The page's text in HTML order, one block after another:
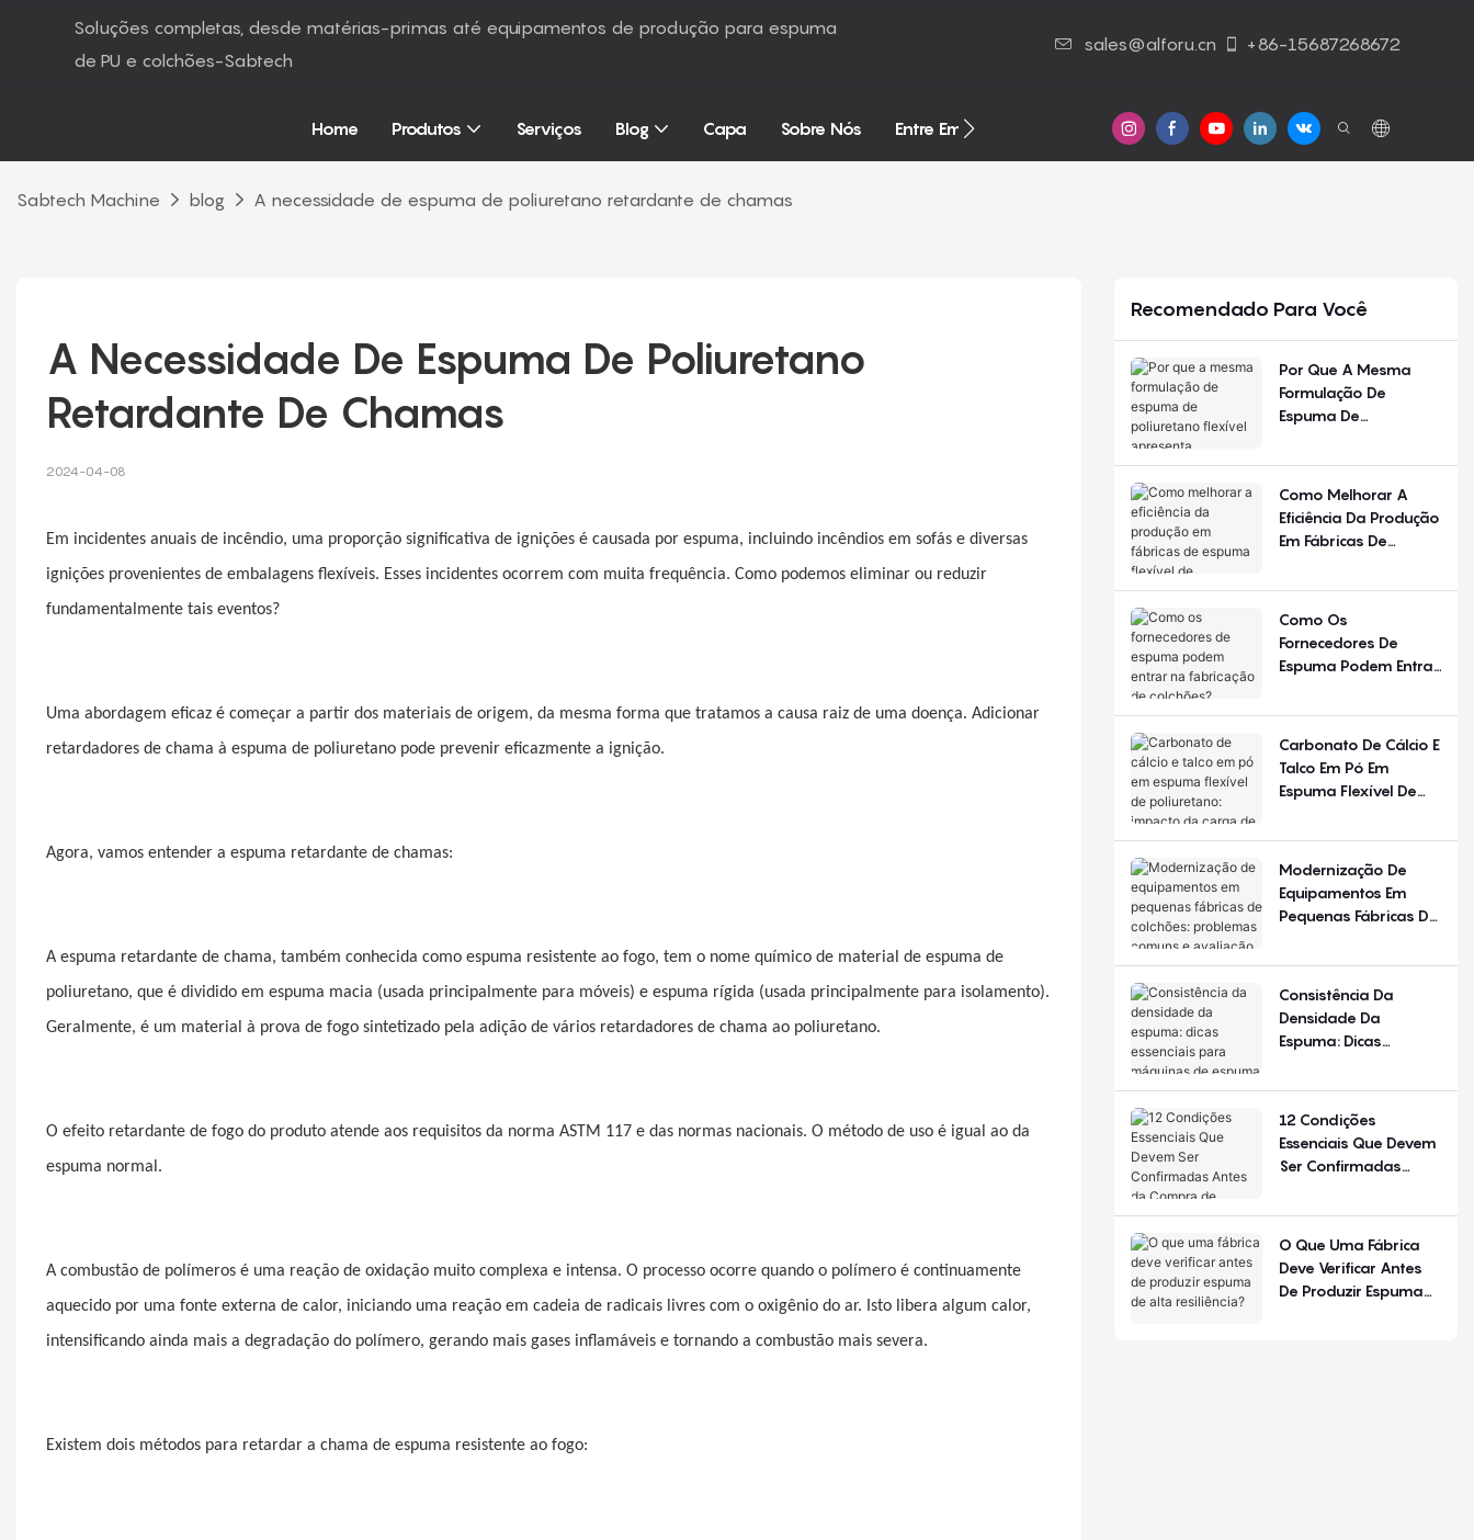
Soluções completas, desde matérias-primas até equipamentos de produção para espuma
de PU e colchões-Sabtech
sales@alforu.cn +86-15687268672
Home Produtos Serviços Blog Capa Sobre Nós Entre Em Contato Conosco
Sabtech Machine blog A necessidade de espuma de poliuretano retardante de chamas
A Necessidade De Espuma De Poliuretano
Retardante De Chamas
2024-04-08
Em incidentes anuais de incêndio, uma proporção significativa de ignições é causada por espuma, incluindo incêndios em sofás e diversas
ignições provenientes de embalagens flexíveis. Esses incidentes ocorrem com muita frequência. Como podemos eliminar ou reduzir
fundamentalmente tais eventos?
Uma abordagem eficaz é começar a partir dos materiais de origem, da mesma forma que tratamos a causa raiz de uma doença. Adicionar
retardadores de chama à espuma de poliuretano pode prevenir eficazmente a ignição.
Agora, vamos entender a espuma retardante de chamas:
A espuma retardante de chama, também conhecida como espuma resistente ao fogo, tem o nome químico de material de espuma de
poliuretano, que é dividido em espuma macia (usada principalmente para móveis) e espuma rígida (usada principalmente para isolamento).
Geralmente, é um material à prova de fogo sintetizado pela adição de vários retardadores de chama ao poliuretano.
O efeito retardante de fogo do produto atende aos requisitos da norma ASTM 117 e das normas nacionais. O método de uso é igual ao da
espuma normal.
A combustão de polímeros é uma reação de oxidação muito complexa e intensa. O processo ocorre quando o polímero é continuamente
aquecido por uma fonte externa de calor, iniciando uma reação em cadeia de radicais livres com o oxigênio do ar. Isto libera algum calor,
intensificando ainda mais a degradação do polímero, gerando mais gases inflamáveis ​​e tornando a combustão mais severa.
Existem dois métodos para retardar a chama de espuma resistente ao fogo:
Recomendado Para Você
Por Que A Mesma
Formulação De
Espuma De
Apresenta
Diferente Em
Diferentes Estações
Como Melhorar A
Eficiência Da Produção
Em Fábricas De
Poliuretano?
Como Os
Fornecedores De
Espuma Podem Entrar
Colchões?
Carbonato De Cálcio E
Talco Em Pó Em
Espuma Flexível De
Da Carga De
Modernização De
Equipamentos Em
Pequenas Fábricas De
Comuns E Avaliação
De Configuração.
Consistência Da
Densidade Da
Espuma: Dicas
Máquinas De Espuma
De Poliuretano
12 Condições
Essenciais Que Devem
Ser Confirmadas
Equipamentos Para
O Que Uma Fábrica
Deve Verificar Antes
De Produzir Espuma